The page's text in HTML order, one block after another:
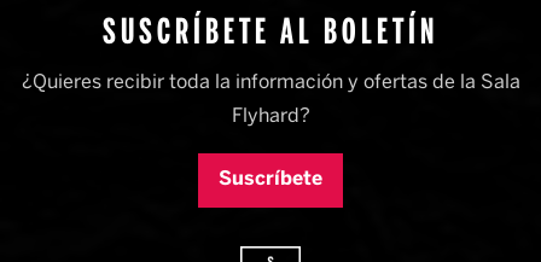
SUSCRÍBETE AL BOLETÍN
¿Quieres recibir toda la información y ofertas de la Sala
Flyhard?
Suscríbete